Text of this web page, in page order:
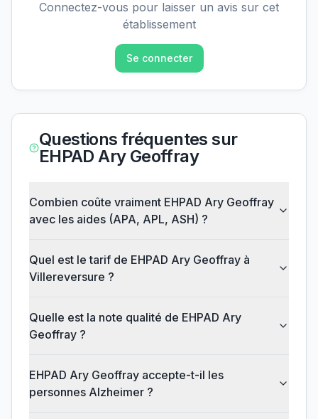
Connectez-vous pour laisser un avis sur cet
établissement
Se connecter
Questions fréquentes sur
EHPAD Ary Geoffray
Combien coûte vraiment EHPAD Ary Geoffray
avec les aides (APA, APL, ASH) ?
Quel est le tarif de EHPAD Ary Geoffray à
Villereversure ?
Quelle est la note qualité de EHPAD Ary
Geoffray ?
EHPAD Ary Geoffray accepte-t-il les
personnes Alzheimer ?